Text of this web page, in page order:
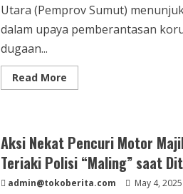
Utara (Pemprov Sumut)
dalam upaya pemberantasan
dugaan...
Read MoreRead
more
Tegas
Dugaan
Gratifikasi:
Inspektur
Pembantu
dan
Aksi Nekat Pencuri Motor
Teriaki Polisi “Maling” saat
admin@tokoberita.com May 4, 2025